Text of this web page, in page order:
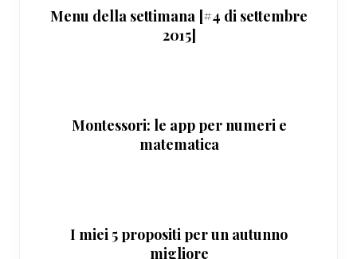
Menu della settimana [#4 di settembre
2015]
Montessori: le app per numeri e
matematica
I miei 5 propositi per un autunno
migliore